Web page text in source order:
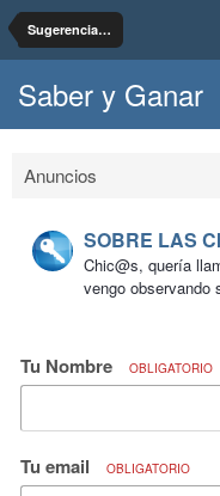
Sugerencias, dudas y pruebas del foro Saber y Ganar
Saber y Ganar
Anuncios
SOBRE LAS
Chic@s, quería
vengo observando
Tu Nombre OBLIGATORIO
Tu email OBLIGATORIO